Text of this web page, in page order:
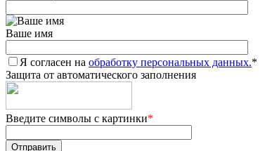
Ваше имя
Я согласен на обработку персональных данных.*
Защита от автоматического заполнения
Введите символы с картинки*